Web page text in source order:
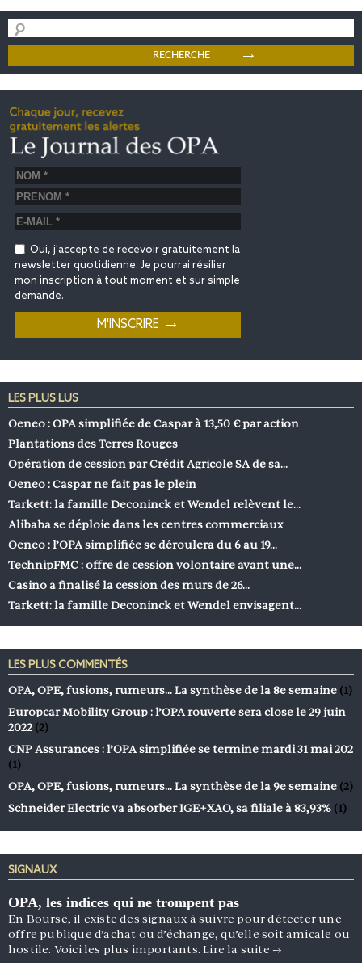
Oui, j'accepte de recevoir gratuitement la
newsletter quotidienne. Je pourrai résilier
mon inscription à tout moment et sur simple
demande.
LES PLUS LUS
Oeneo : OPA simplifiée de Caspar à 13,50 € par action
Plantations des Terres Rouges
Opération de cession par Crédit Agricole SA de sa…
Oeneo : Caspar ne fait pas le plein
Tarkett: la famille Deconinck et Wendel relèvent le…
Alibaba se déploie dans les centres commerciaux
Oeneo : l’OPA simplifiée se déroulera du 6 au 19…
TechnipFMC : offre de cession volontaire avant une…
Casino a finalisé la cession des murs de 26…
Tarkett: la famille Deconinck et Wendel envisagent…
LES PLUS COMMENTÉS
OPA, OPE, fusions, rumeurs… La synthèse de la 8e semaine (1)
Europcar Mobility Group : l’OPA rouverte sera close le 29 juin
2022 (2)
CNP Assurances : l’OPA simplifiée se termine mardi 31 mai 202
(1)
OPA, OPE, fusions, rumeurs… La synthèse de la 9e semaine (2)
Schneider Electric va absorber IGE+XAO, sa filiale à 83,93% (1)
SIGNAUX
OPA, les indices qui ne trompent pas
En Bourse, il existe des signaux à suivre pour détecter une
offre publique d’achat ou d’échange, qu’elle soit amicale ou
hostile. Voici les plus importants.Lire la suite →